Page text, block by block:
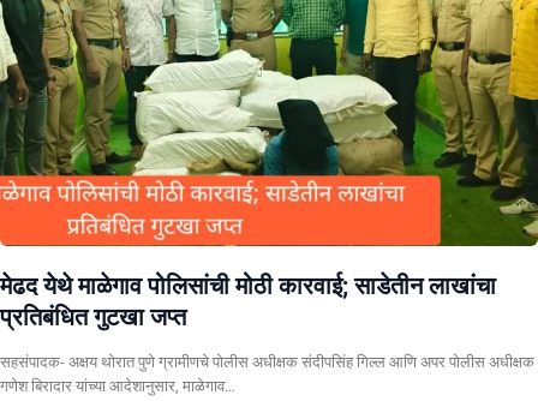
​मेढद येथे माळेगाव पोलिसांची मोठी कारवाई; साडेतीन लाखांचा
प्रतिबंधित गुटखा जप्त
सहसंपादक- अक्षय थोरात पुणे ग्रामीणचे पोलीस अधीक्षक संदीपसिंह गिल्ल आणि अपर पोलीस अधीक्षक
गणेश बिरादार यांच्या आदेशानुसार, माळेगाव…